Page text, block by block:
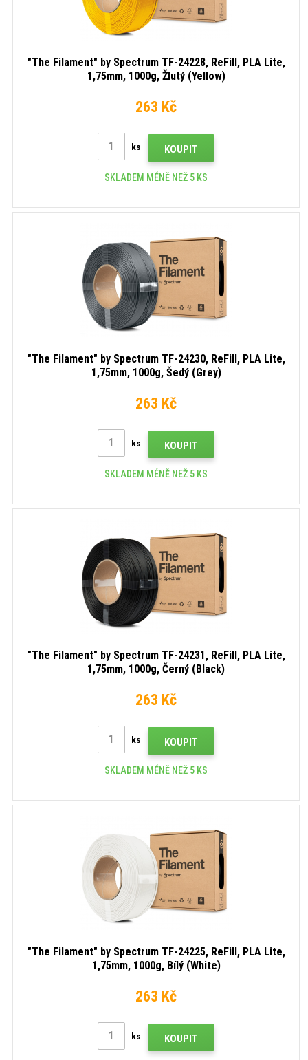
"The Filament" by Spectrum TF-24228, ReFill, PLA Lite,
1,75mm, 1000g, Žlutý (Yellow)
263 Kč
ks KOUPIT
SKLADEM MÉNĚ NEŽ 5 KS
"The Filament" by Spectrum TF-24230, ReFill, PLA Lite,
1,75mm, 1000g, Šedý (Grey)
263 Kč
ks KOUPIT
SKLADEM MÉNĚ NEŽ 5 KS
"The Filament" by Spectrum TF-24231, ReFill, PLA Lite,
1,75mm, 1000g, Černý (Black)
263 Kč
ks KOUPIT
SKLADEM MÉNĚ NEŽ 5 KS
"The Filament" by Spectrum TF-24225, ReFill, PLA Lite,
1,75mm, 1000g, Bílý (White)
263 Kč
ks KOUPIT